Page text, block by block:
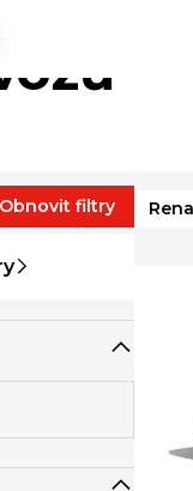
Obnovit filtry